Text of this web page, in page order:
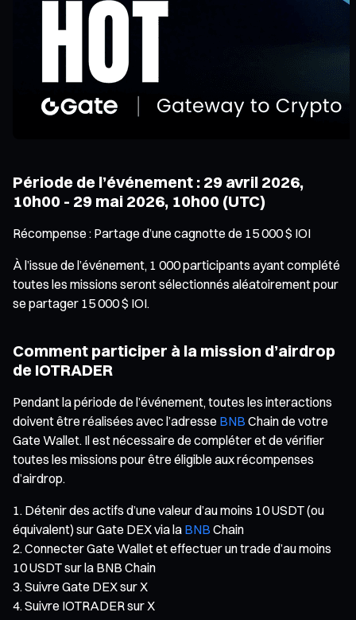
Période de l’événement : 29 avril 2026,
10h00 - 29 mai 2026, 10h00 (UTC)
Récompense : Partage d’une cagnotte de 15 000 $ IOI
À l’issue de l’événement, 1 000 participants ayant complété
toutes les missions seront sélectionnés aléatoirement pour
se partager 15 000 $ IOI.
Comment participer à la mission d’airdrop
de IOTRADER
Pendant la période de l’événement, toutes les interactions
doivent être réalisées avec l’adresse BNB Chain de votre
Gate Wallet. Il est nécessaire de compléter et de vérifier
toutes les missions pour être éligible aux récompenses
d’airdrop.
Détenir des actifs d’une valeur d’au moins 10 USDT (ou
équivalent) sur Gate DEX via la BNB Chain
Connecter Gate Wallet et effectuer un trade d’au moins
10 USDT sur la BNB Chain
Suivre Gate DEX sur X
Suivre IOTRADER sur X